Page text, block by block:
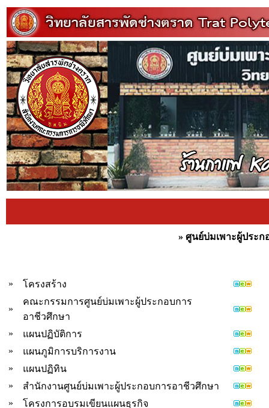
» ศูนย์บ่มเพาะผู้ประ
» โครงสร้าง
»
คณะกรรมการศูนย์บ่มเพาะผู้ประกอบการ
อาชีวศึกษา
»
แผนปฏิบัติการ
»
แผนภูมิการบริการงาน
»
แผนปฏิทิน
»
สำนักงานศูนย์บ่มเพาะผู้ประกอบการอาชีวศึกษา
»
โครงการอบรมเขียนแผนธุรกิจ